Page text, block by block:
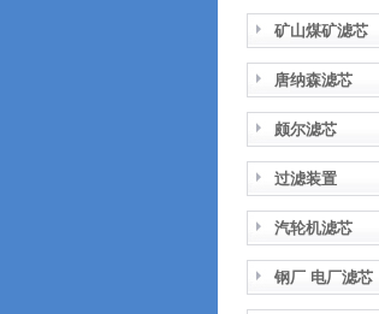
矿山煤矿滤芯
唐纳森滤芯
颇尔滤芯
过滤装置
汽轮机滤芯
钢厂 电厂滤芯